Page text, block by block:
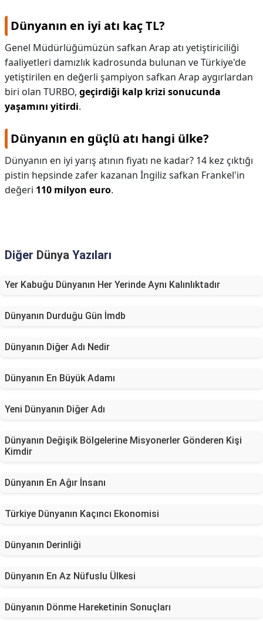
Dünyanın en iyi atı kaç TL?
Genel Müdürlüğümüzün safkan Arap atı yetiştiriciliği
faaliyetleri damızlık kadrosunda bulunan ve Türkiye'de
yetiştirilen en değerli şampiyon safkan Arap aygırlardan
biri olan TURBO, geçirdiği kalp krizi sonucunda
yaşamını yitirdi.
Dünyanın en güçlü atı hangi ülke?
Dünyanın en iyi yarış atının fiyatı ne kadar? 14 kez çıktığı
pistin hepsinde zafer kazanan İngiliz safkan Frankel'in
değeri 110 milyon euro.
Diğer Dünya Yazıları
Yer Kabuğu Dünyanın Her Yerinde Aynı Kalınlıktadır
Dünyanın Durduğu Gün İmdb
Dünyanın Diğer Adı Nedir
Dünyanın En Büyük Adamı
Yeni Dünyanın Diğer Adı
Dünyanın Değişik Bölgelerine Misyonerler Gönderen Kişi
Kimdir
Dünyanın En Ağır İnsanı
Türkiye Dünyanın Kaçıncı Ekonomisi
Dünyanın Derinliği
Dünyanın En Az Nüfuslu Ülkesi
Dünyanın Dönme Hareketinin Sonuçları